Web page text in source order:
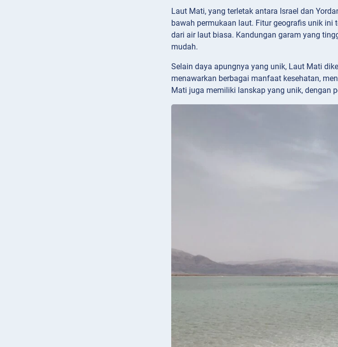
Laut Mati, yang terletak antara Israel dan
bawah permukaan laut. Fitur geografis unik
dari air laut biasa. Kandungan garam yang
mudah.
Selain daya apungnya yang unik, Laut Mati
menawarkan berbagai manfaat kesehatan,
Mati juga memiliki lanskap yang unik, dengan